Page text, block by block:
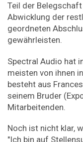
Teil der
Abwicklung der
geordneten
gewährleisten.
Spectral Audio hat
meisten von ihnen
besteht aus
seinem Bruder
Mitarbeitenden.
Noch ist nicht klar,
"Ich bin auf